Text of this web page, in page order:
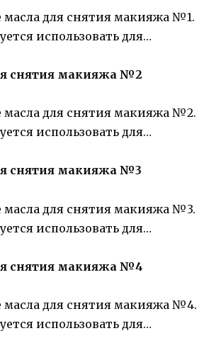
масла для снятия макияжа №1.
использовать для…
снятия макияжа №2
масла для снятия макияжа №2.
использовать для…
снятия макияжа №3
масла для снятия макияжа №3.
использовать для…
снятия макияжа №4
масла для снятия макияжа №4.
использовать для…